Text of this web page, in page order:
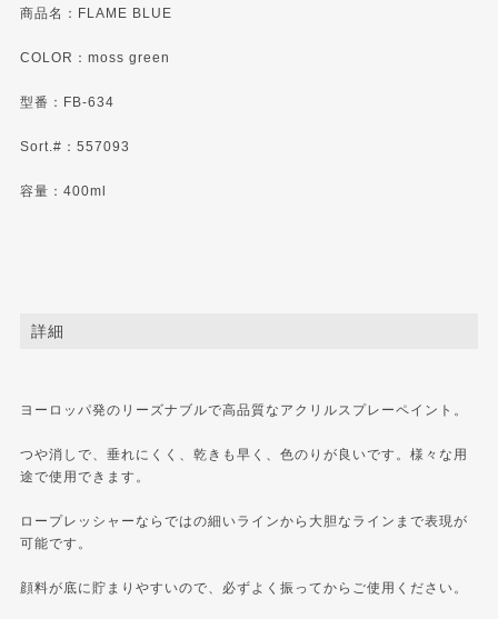
商品名：FLAME BLUE
COLOR：moss green
型番：FB-634
Sort.#：557093
容量：400ml
詳細
ヨーロッパ発のリーズナブルで高品質なアクリルスプレーペイント。
つや消しで、垂れにくく、乾きも早く、色のりが良いです。様々な用
途で使用できます。
ロープレッシャーならではの細いラインから大胆なラインまで表現が
可能です。
顔料が底に貯まりやすいので、必ずよく振ってからご使用ください。